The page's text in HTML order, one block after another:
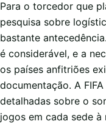
Para o torcedor que
pesquisa sobre
bastante
é considerável, e a
os países anfitriões
documentação. A
detalhadas sobre o
jogos em cada sede